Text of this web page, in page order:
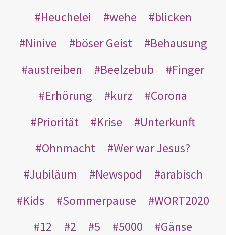
Heuchelei wehe
blicken
Ninive
böser Geist
Behausung
austreiben
Beelzebub
Finger
Erhörung
kurz
Corona
Priorität
Krise
Unterkunft
Ohnmacht
Wer war Jesus?
Jubiläum
Newspod
arabisch
Kids
Sommerpause
WORT2020
12
2 5 5000
Gänse